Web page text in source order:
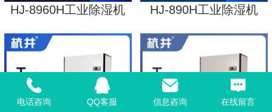
HJ-8960H工业除湿机 HJ-890H工业除湿机
电话咨询 QQ客服 信息咨询 在线留言